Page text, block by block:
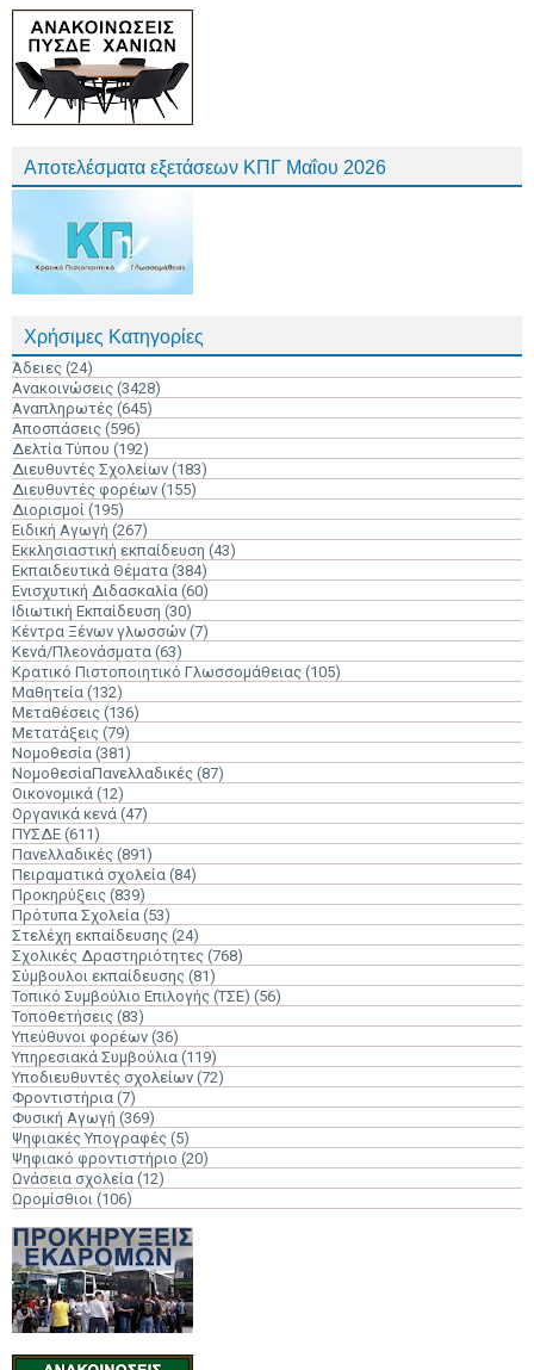
Αποτελέσματα εξετάσεων ΚΠΓ Μαΐου 2026
Χρήσιμες Κατηγορίες
Άδειες (24)
Ανακοινώσεις (3428)
Αναπληρωτές (645)
Αποσπάσεις (596)
Δελτία Τύπου (192)
Διευθυντές Σχολείων (183)
Διευθυντές φορέων (155)
Διορισμοί (195)
Ειδική Αγωγή (267)
Εκκλησιαστική εκπαίδευση (43)
Εκπαιδευτικά Θέματα (384)
Ενισχυτική Διδασκαλία (60)
Ιδιωτική Εκπαίδευση (30)
Κέντρα Ξένων γλωσσών (7)
Κενά/Πλεονάσματα (63)
Κρατικό Πιστοποιητικό Γλωσσομάθειας (105)
Μαθητεία (132)
Μεταθέσεις (136)
Μετατάξεις (79)
Νομοθεσία (381)
ΝομοθεσίαΠανελλαδικές (87)
Οικονομικά (12)
Οργανικά κενά (47)
ΠΥΣΔΕ (611)
Πανελλαδικές (891)
Πειραματικά σχολεία (84)
Προκηρύξεις (839)
Πρότυπα Σχολεία (53)
Στελέχη εκπαίδευσης (24)
Σχολικές Δραστηριότητες (768)
Σύμβουλοι εκπαίδευσης (81)
Τοπικό Συμβούλιο Επιλογής (ΤΣΕ) (56)
Τοποθετήσεις (83)
Υπεύθυνοι φορέων (36)
Υπηρεσιακά Συμβούλια (119)
Υποδιευθυντές σχολείων (72)
Φροντιστήρια (7)
Φυσική Αγωγή (369)
Ψηφιακές Υπογραφές (5)
Ψηφιακό φροντιστήριο (20)
Ωνάσεια σχολεία (12)
Ωρομίσθιοι (106)